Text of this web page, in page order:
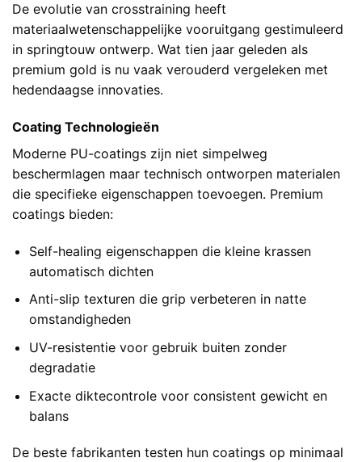
De evolutie van crosstraining heeft
materiaalwetenschappelijke vooruitgang gestimuleerd
in springtouw ontwerp. Wat tien jaar geleden als
premium gold is nu vaak verouderd vergeleken met
hedendaagse innovaties.
Coating Technologieën
Moderne PU-coatings zijn niet simpelweg
beschermlagen maar technisch ontworpen materialen
die specifieke eigenschappen toevoegen. Premium
coatings bieden:
Self-healing eigenschappen die kleine krassen
automatisch dichten
Anti-slip texturen die grip verbeteren in natte
omstandigheden
UV-resistentie voor gebruik buiten zonder
degradatie
Exacte diktecontrole voor consistent gewicht en
balans
De beste fabrikanten testen hun coatings op minimaal